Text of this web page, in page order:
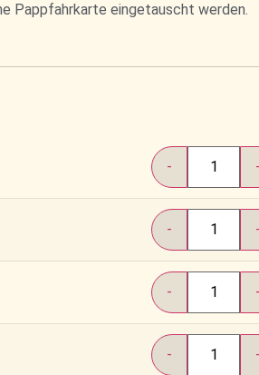
Pappfahrkarte eingetauscht werden.